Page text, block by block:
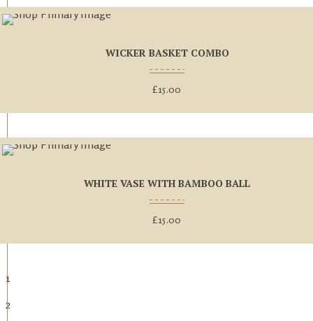
WICKER BASKET COMBO
£15.00
WHITE VASE WITH BAMBOO BALL
£15.00
1
2